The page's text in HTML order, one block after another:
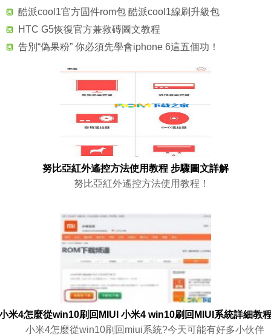
酷派cool1官方固件rom包 酷派cool1線刷升級包
HTC G5恢復官方兼救磚圖文教程
告別“偽果粉” 你必須先學會iphone 6這五個功！
努比亞紅外遙控方法使用教程 步驟圖文詳解
努比亞紅外遙控方法使用教程！
米4怎麼從win10刷回MIUI 小米4 win10刷回MIUI系統詳細教
小米4怎麼從win10刷回miui系統?今天可能有好多小伙伴